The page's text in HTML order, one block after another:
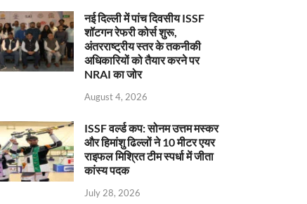
नई दिल्ली में पांच दिवसीय ISSF
शॉटगन रेफरी कोर्स शुरू,
अंतरराष्ट्रीय स्तर के तकनीकी
अधिकारियों को तैयार करने पर
NRAI का जोर
August 4, 2026
ISSF वर्ल्ड कप: सोनम उत्तम मस्कर
और हिमांशु ढिल्लों ने 10 मीटर एयर
राइफल मिश्रित टीम स्पर्धा में जीता
कांस्य पदक
July 28, 2026